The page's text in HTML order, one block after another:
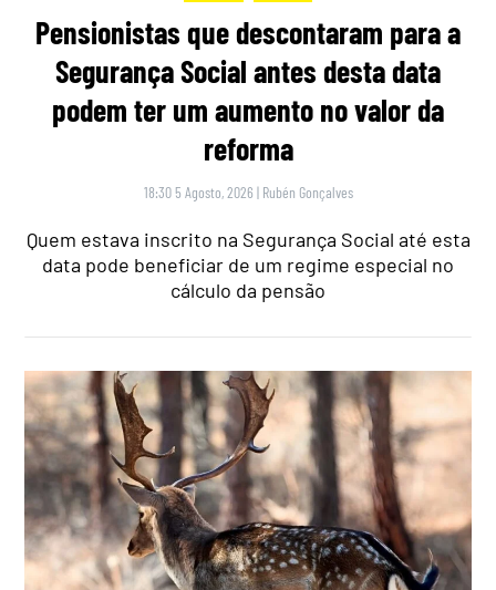
Pensionistas que descontaram para a
Segurança Social antes desta data
podem ter um aumento no valor da
reforma
18:30 5 Agosto, 2026 | Rubén Gonçalves
Quem estava inscrito na Segurança Social até esta
data pode beneficiar de um regime especial no
cálculo da pensão